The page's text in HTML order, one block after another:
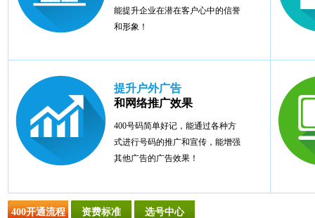
能提升企业在潜在客户心中的信誉
和形象！
提升户外广告
和网络推广效果
400号码简单好记，能通过各种方
式进行号码的推广和宣传，能增强
其他广告的广告效果！
400开通流程 资费标准 选号中心